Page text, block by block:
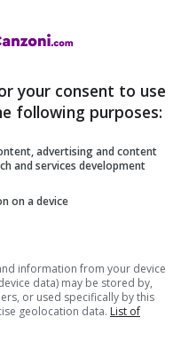
your consent to use
following purposes:
advertising and content
and services development
on a device
information from your device
data) may be stored by,
or used specifically by this
geolocation data. List of